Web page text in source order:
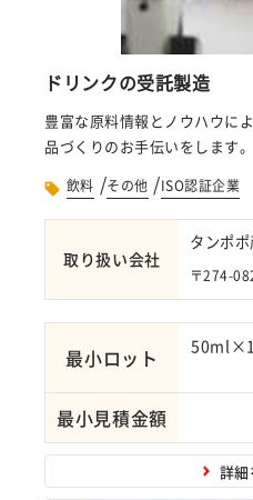
ドリンクの受託製造
豊富な原料情報とノウハウに
品づくりのお手伝いをします。
飲料 /その他 /ISO認証企業
取り扱い会社
タンポ
〒274-
最小ロット
最小見積金額
詳細